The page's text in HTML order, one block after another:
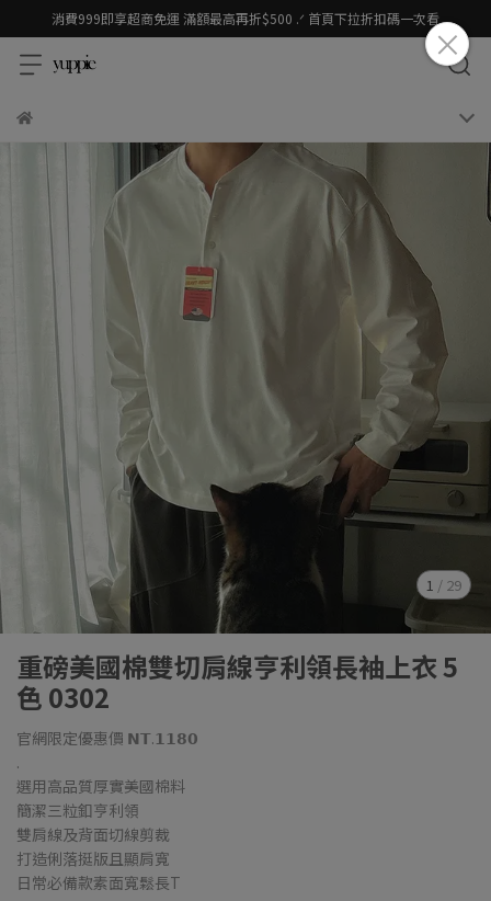
消費999即享超商免運 滿額最高再折$500 .ᐟ 首頁下拉折扣碼一次看
1 / 29
重磅美國棉雙切肩線亨利領長袖上衣 5
色 0302
官網限定優惠價 𝗡𝗧.𝟭𝟭𝟴𝟬
.
選用高品質厚實美國棉料
簡潔三粒釦亨利領
雙肩線及背面切線剪裁
打造俐落挺版且顯肩寬
日常必備款素面寬鬆長T